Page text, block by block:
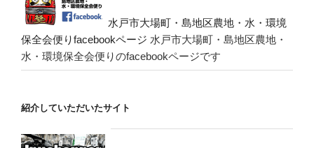
水戸市大場町・島地区農地・水・環境
保全会便りfacebookページ 水戸市大場町・島地区農地・
水・環境保全会便りのfacebookページです
紹介していただいたサイト